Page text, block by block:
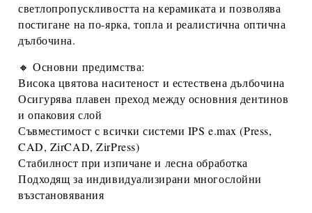
светлопропускливостта на керамиката и позволява
постигане на по-ярка, топла и реалистична оптична
дълбочина.
🔸 Основни предимства:
Висока цвятова наситеност и естествена дълбочина
Осигурява плавен преход между основния дентинов
и опаковия слой
Съвместимост с всички системи IPS e.max (Press,
CAD, ZirCAD, ZirPress)
Стабилност при изпичане и лесна обработка
Подходящ за индивидуализирани многослойни
възстановявания